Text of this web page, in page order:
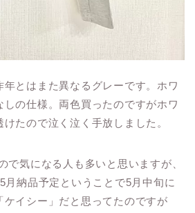
とはまた異なるグレーです。ホワ
の仕様。両色買ったのですがホワ
たので泣く泣く手放しました。
で気になる人も多いと思いますが、
月納品予定ということで5月中旬に
ケイシー」だと思ってたのですが